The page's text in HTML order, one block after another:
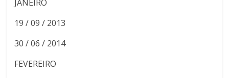
JANEIRO
19 / 09 / 2013
30 / 06 / 2014
FEVEREIRO